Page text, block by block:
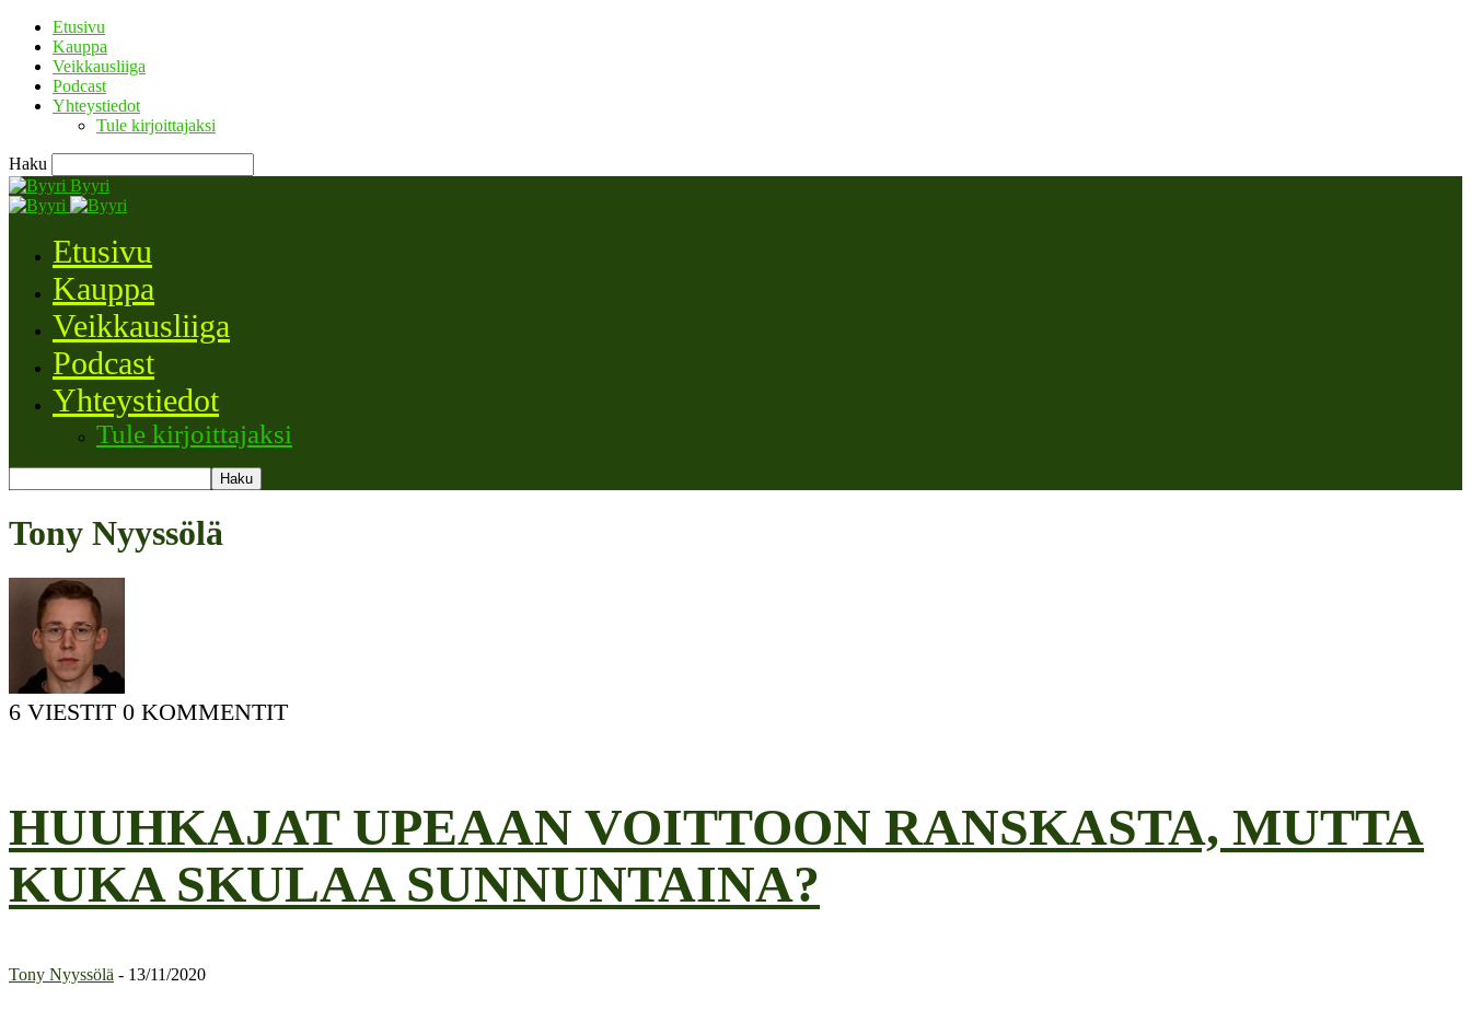
Etusivu
Kauppa
Veikkausliiga
Podcast
Yhteystiedot
Tule kirjoittajaksi
Haku
Byyri
Etusivu
Kauppa
Veikkausliiga
Podcast
Yhteystiedot
Tule kirjoittajaksi
Tony Nyyssölä
6 VIESTIT 0 KOMMENTIT
HUUHKAJAT UPEAAN VOITTOON RANSKASTA, MUTTA
KUKA SKULAA SUNNUNTAINA?
Tony Nyyssölä - 13/11/2020